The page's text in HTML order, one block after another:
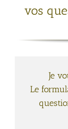
vos
Je
Le